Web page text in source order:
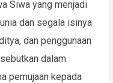
Siwa yang menjadi
dan segala isinya
dan penggunaan
dalam
pemujaan kepada